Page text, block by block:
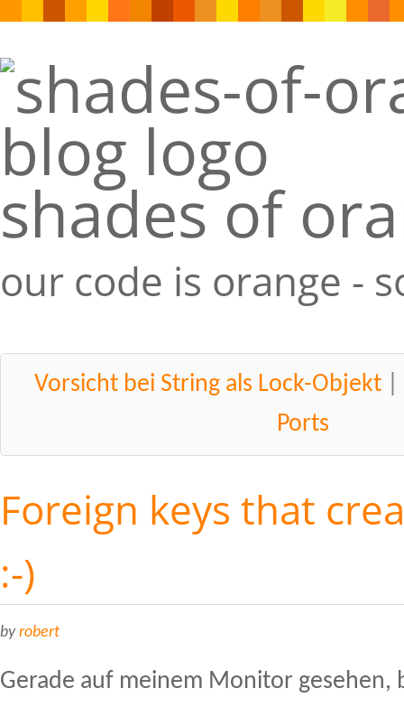
shades of
our code is orange -
Vorsicht bei String als Lock-Objekt
Ports
Foreign keys that
:-)
byrobert
Gerade auf meinem Monitor gesehen,